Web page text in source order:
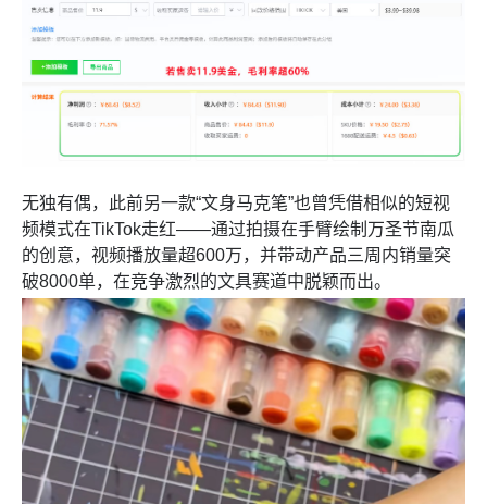
无独有偶，此前另一款“文身马克笔”也曾凭借相似的短视
频模式在TikTok走红——通过拍摄在手臂绘制万圣节南瓜
的创意，视频播放量超600万，并带动产品三周内销量突
破8000单，在竞争激烈的文具赛道中脱颖而出。